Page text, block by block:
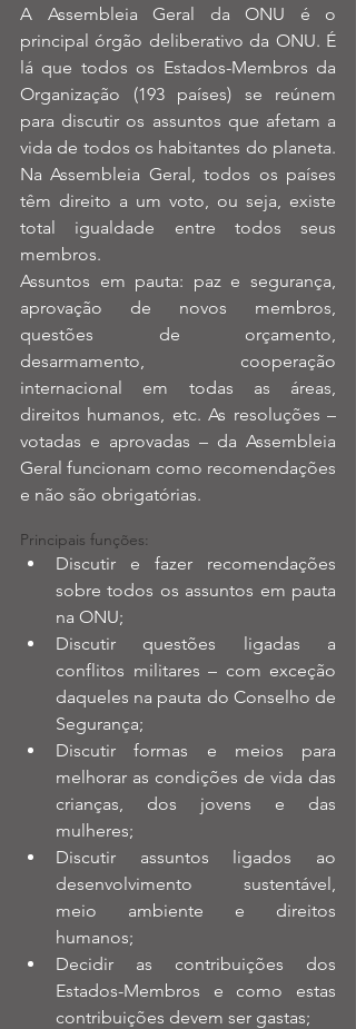
A Assembleia Geral da ONU é o
principal órgão deliberativo da ONU. É
lá que todos os Estados-Membros da
Organização (193 países) se reúnem
para discutir os assuntos que afetam a
vida de todos os habitantes do planeta.
Na Assembleia Geral, todos os países
têm direito a um voto, ou seja, existe
total igualdade entre todos seus
membros.
Assuntos em pauta: paz e segurança,
aprovação de novos membros,
questões de orçamento,
desarmamento, cooperação
internacional em todas as áreas,
direitos humanos, etc. As resoluções –
votadas e aprovadas – da Assembleia
Geral funcionam como recomendações
e não são obrigatórias.
Principais funções:
Discutir e fazer recomendações
sobre todos os assuntos em pauta
na ONU;
Discutir questões ligadas a
conflitos militares – com exceção
daqueles na pauta do Conselho de
Segurança;
Discutir formas e meios para
melhorar as condições de vida das
crianças, dos jovens e das
mulheres;
Discutir assuntos ligados ao
desenvolvimento sustentável,
meio ambiente e direitos
humanos;
Decidir as contribuições dos
Estados-Membros e como estas
contribuições devem ser gastas;